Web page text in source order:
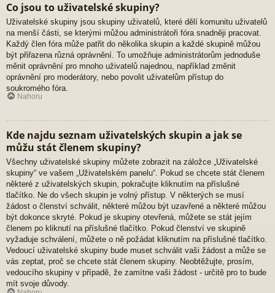
Co jsou to uživatelské skupiny?
Uživatelské skupiny jsou skupiny uživatelů, které dělí komunitu uživatelů
na menší části, se kterými můžou administrátoři fóra snadněji pracovat.
Každý člen fóra může patřit do několika skupin a každé skupině můžou
být přiřazena různá oprávnění. To umožňuje administrátorům jednoduše
měnit oprávnění pro mnoho uživatelů najednou, například změnit
oprávnění pro moderátory, nebo povolit uživatelům přístup do
soukromého fóra.
Nahoru
Kde najdu seznam uživatelských skupin a jak se
můžu stát členem skupiny?
Všechny uživatelské skupiny můžete zobrazit na záložce „Uživatelské
skupiny“ ve vašem „Uživatelském panelu“. Pokud se chcete stát členem
některé z uživatelských skupin, pokračujte kliknutím na příslušné
tlačítko. Ne do všech skupin je volný přístup. V některých se musí
žádost o členství schválit, některé můžou být uzavřené a některé můžou
být dokonce skryté. Pokud je skupiny otevřená, můžete se stát jejím
členem po kliknutí na příslušné tlačítko. Pokud členství ve skupině
vyžaduje schválení, můžete o ně požádat kliknutím na příslušné tlačítko.
Vedoucí uživatelské skupiny bude muset schválit vaši žádost a může se
vás zeptat, proč se chcete stát členem skupiny. Neobtěžujte, prosím,
vedoucího skupiny v případě, že zamítne vaši žádost - určitě pro to bude
mít svoje důvody.